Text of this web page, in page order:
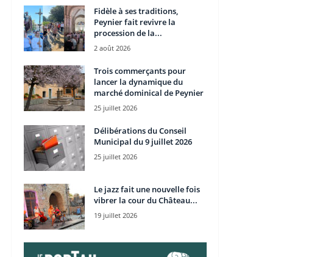
Fidèle à ses traditions,
Peynier fait revivre la
procession de la...
2 août 2026
Trois commerçants pour
lancer la dynamique du
marché dominical de Peynier
25 juillet 2026
Délibérations du Conseil
Municipal du 9 juillet 2026
25 juillet 2026
Le jazz fait une nouvelle fois
vibrer la cour du Château...
19 juillet 2026